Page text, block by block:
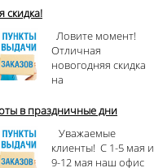
скидка!
Ловите момент!
Отличная
новогодняя скидка
на
в праздничные дни
Уважаемые
клиенты! С 1-5 мая и
9-12 мая наш офис